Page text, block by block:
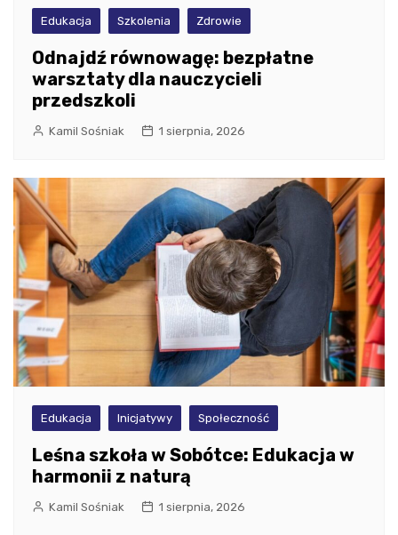
Edukacja Szkolenia Zdrowie
Odnajdź równowagę: bezpłatne
warsztaty dla nauczycieli
przedszkoli
Kamil Sośniak 1 sierpnia, 2026
Edukacja Inicjatywy Społeczność
Leśna szkoła w Sobótce: Edukacja w
harmonii z naturą
Kamil Sośniak 1 sierpnia, 2026